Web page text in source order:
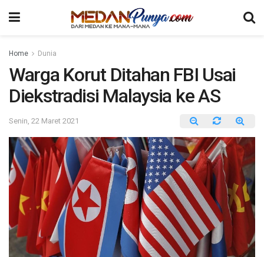
Home Dunia
Warga Korut Ditahan FBI Usai
Diekstradisi Malaysia ke AS
Senin, 22 Maret 2021